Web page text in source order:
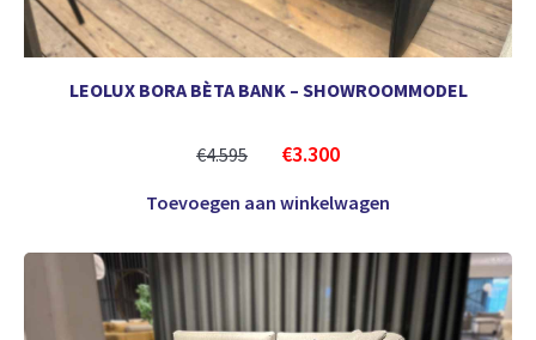
LEOLUX BORA BÈTA BANK – SHOWROOMMODEL
€4.595 €3.300
Toevoegen aan winkelwagen